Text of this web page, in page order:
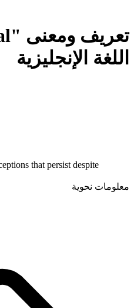
اللغة الإنجليزية
that persist despite
معلومات نحوية